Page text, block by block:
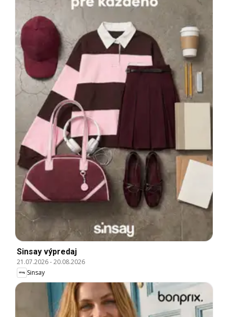
Sinsay výpredaj
21.07.2026-20.08.2026
Sinsay